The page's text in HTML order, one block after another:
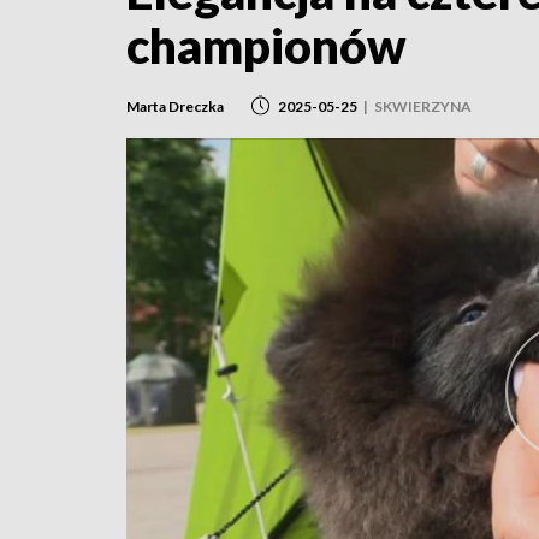
championów
Marta Dreczka 2025-05-25 | SKWIERZYNA